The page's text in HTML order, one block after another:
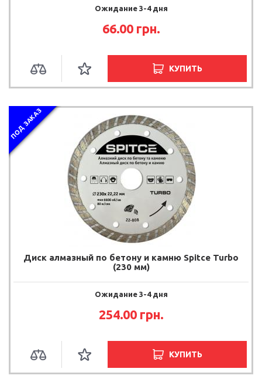
Ожидание 3-4 дня
66.00 грн.
КУПИТЬ
ПОД ЗАКАЗ
Диск алмазный по бетону и камню Spitce Turbo
(230 мм)
Ожидание 3-4 дня
254.00 грн.
КУПИТЬ